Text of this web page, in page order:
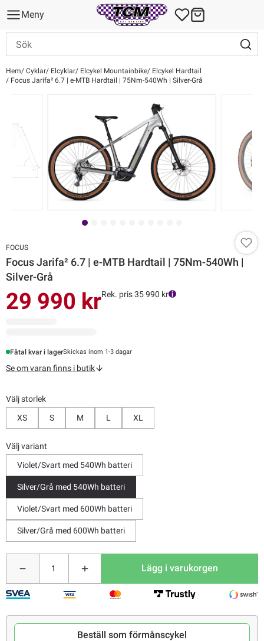
Meny
Hem Cyklar Elcyklar Elcykel Mountainbike
Elcykel Hardtail
Focus Jarifa² 6.7 | e-MTB Hardtail | 75Nm-540Wh | Silver-Grå
FOCUS
Focus Jarifa² 6.7 | e-MTB Hardtail | 75Nm-540Wh |
Silver-Grå
29 990 krRek. pris 35 990 kr
Fåtal kvar i lagerSkickas inom 1-3 dagar
Se om varan finns i butik
Välj storlek
XS
S M L XL
Välj variant
Violet/Svart med 540Wh batteri
Silver/Grå med 540Wh batteri
Violet/Svart med 600Wh batteri
Silver/Grå med 600Wh batteri
Lägg i varukorgen
Beställ som förmånscykel